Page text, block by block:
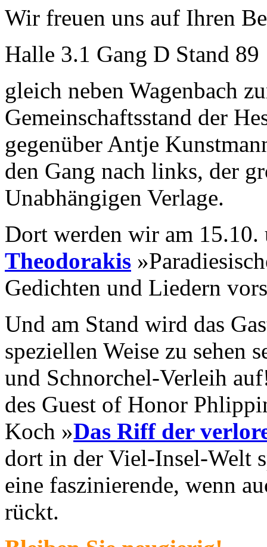
Wir freuen uns auf Ihren
Halle 3.1 Gang D Stand 89
gleich neben Wagenbach
Gemeinschaftsstand der
gegenüber Antje
den Gang nach links, der
Unabhängigen Verlage.
Dort werden wir am
Theodorakis
Gedichten und Liedern
Und am Stand wird das
speziellen Weise zu sehen
und Schnorchel-Verleih
des Guest of Honor
Koch »Das Riff der
dort in der Viel-Insel-Welt
eine faszinierende, wenn
rückt.